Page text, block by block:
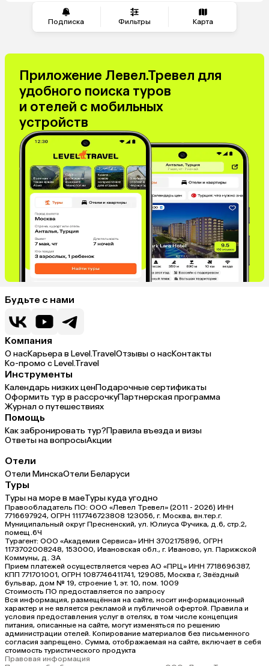
Подписка Фильтры Карта
Приложение Левел.Тревел для
удобного поиска туров
и отелей с мобильных
устройств
Будьте с нами
Компания
О насКарьера в Level.TravelОтзывы о насКонтакты
Ко-промо с Level.Travel
Инструменты
Календарь низких ценПодарочные сертификаты
Оформить тур в рассрочкуПартнерская программа
Журнал о путешествиях
Помощь
Как забронировать тур?Правила въезда и визы
Ответы на вопросыАкции
Отели
Отели МинскаОтели Беларуси
Туры
Туры на море в маеТуры куда угодно
Правообладатель ПО: ООО «Левел Тревел» (2011 - 2026) ИНН
7716697924, ОГРН 1117746723808 123056, г. Москва, вн.тер.г.
Муниципальный округ Пресненский, ул. Юлиуса Фучика, д.6, стр.2,
помещ.6Ч
Турагент: ООО «Академия Сервиса» ИНН 3702175896, ОГРН
1173702008248, 153000, Ивановская обл., г. Иваново, ул. Парижской
Коммуны, д. ЗА
Прием платежей осуществляется через АО «ПРЦ» ИНН 7718696387,
КПП 771701001, ОГРН 1087746411741, 129085, Москва г, Звёздный
бульвар, дом № 19, строение 1, эт. 10, пом. 1009
Стоимость ПО предоставляется по запросу
Вся информация, размещённая на сайте, носит информационный
характер и не является рекламой и публичной офертой. Правила и
условия предоставления услуг в отелях, в том числе концепция
питания, описанные на сайте, могут изменяться по решению
администрации отелей. Копирование материалов без письменного
согласия запрещено. Сумма, отображаемая на сайте, включает в себя
стоимость туристического продукта
Правовая информация